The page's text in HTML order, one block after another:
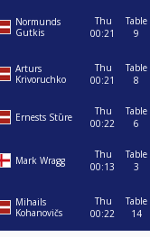
Normunds
Gutkis
Thu
00:21
Table
9
Arturs
Krivoruchko
Thu
00:21
Table
8
Ernests Stūre
Thu
00:22
Table
6
Mark Wragg
Thu
00:13
Table
3
Mihails
Kohanovičs
Thu
00:22
Table
14